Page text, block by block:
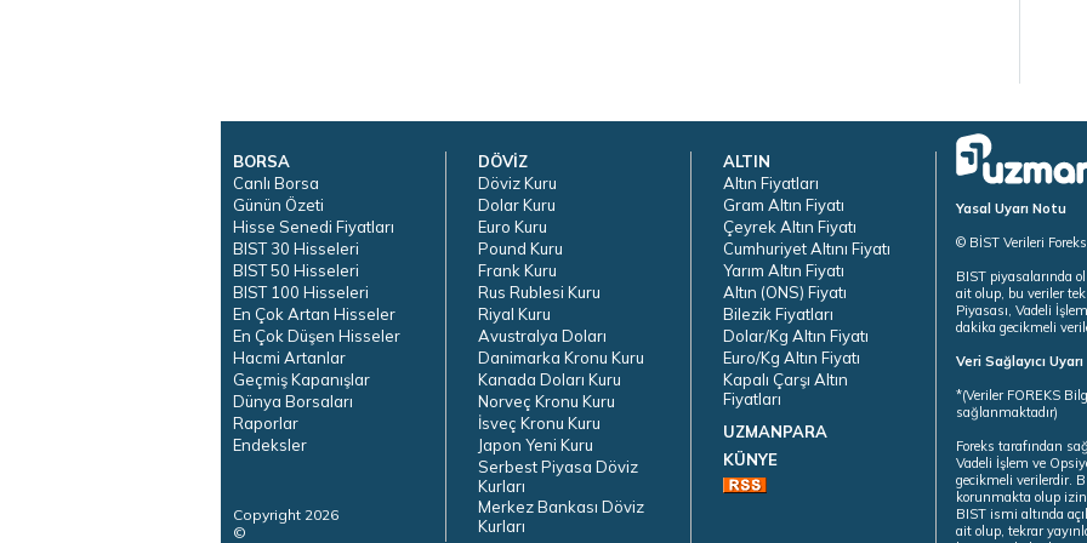
BORSA
Canlı Borsa
Günün Özeti
Hisse Senedi Fiyatları
BIST 30 Hisseleri
BIST 50 Hisseleri
BIST 100 Hisseleri
En Çok Artan Hisseler
En Çok Düşen Hisseler
Hacmi Artanlar
Geçmiş Kapanışlar
Dünya Borsaları
Raporlar
Endeksler
Copyright 2026
©
DÖVİZ
Döviz Kuru
Dolar Kuru
Euro Kuru
Pound Kuru
Frank Kuru
Rus Rublesi Kuru
Riyal Kuru
Avustralya Doları
Danimarka Kronu Kuru
Kanada Doları Kuru
Norveç Kronu Kuru
İsveç Kronu Kuru
Japon Yeni Kuru
Serbest Piyasa Döviz
Kurları
Merkez Bankası Döviz
Kurları
ALTIN
Altın Fiyatları
Gram Altın Fiyatı
Çeyrek Altın Fiyatı
Cumhuriyet Altını Fiyatı
Yarım Altın Fiyatı
Altın (ONS) Fiyatı
Bilezik Fiyatları
Dolar/Kg Altın Fiyatı
Euro/Kg Altın Fiyatı
Kapalı Çarşı Altın
Fiyatları
UZMANPARA
KÜNYE
Yasal Uyarı Notu
© BİST Verileri
BIST piyasalarında
ait olup, bu veriler
Piyasası, Vadeli
dakika gecikmeli
Veri Sağlayıcı
*(Veriler FOREKS
sağlanmaktadır)
Foreks tarafından
Vadeli İşlem ve
gecikmeli verilerdir.
korunmakta olup
BIST ismi altında
ait olup, tekrar